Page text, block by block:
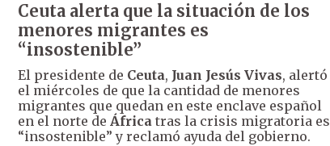
Ceuta alerta que la situación de los
menores migrantes es
“insostenible”
El presidente de Ceuta, Juan Jesús Vivas, alertó
el miércoles de que la cantidad de menores
migrantes que quedan en este enclave español
en el norte deÁfrica tras la crisis migratoria es
“insostenible” y reclamó ayuda del gobierno.